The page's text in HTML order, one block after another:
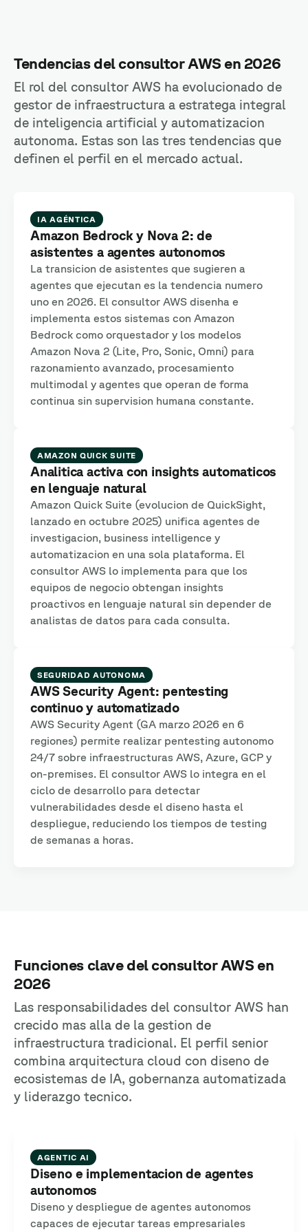
Tendencias del consultor AWS en 2026
El rol del consultor AWS ha evolucionado de
gestor de infraestructura a estratega integral
de inteligencia artificial y automatizacion
autonoma. Estas son las tres tendencias que
definen el perfil en el mercado actual.
IA AGÉNTICA
Amazon Bedrock y Nova 2: de
asistentes a agentes autonomos
La transicion de asistentes que sugieren a
agentes que ejecutan es la tendencia numero
uno en 2026. El consultor AWS disenha e
implementa estos sistemas con Amazon
Bedrock como orquestador y los modelos
Amazon Nova 2 (Lite, Pro, Sonic, Omni) para
razonamiento avanzado, procesamiento
multimodal y agentes que operan de forma
continua sin supervision humana constante.
AMAZON QUICK SUITE
Analitica activa con insights automaticos
en lenguaje natural
Amazon Quick Suite (evolucion de QuickSight,
lanzado en octubre 2025) unifica agentes de
investigacion, business intelligence y
automatizacion en una sola plataforma. El
consultor AWS lo implementa para que los
equipos de negocio obtengan insights
proactivos en lenguaje natural sin depender de
analistas de datos para cada consulta.
SEGURIDAD AUTONOMA
AWS Security Agent: pentesting
continuo y automatizado
AWS Security Agent (GA marzo 2026 en 6
regiones) permite realizar pentesting autonomo
24/7 sobre infraestructuras AWS, Azure, GCP y
on-premises. El consultor AWS lo integra en el
ciclo de desarrollo para detectar
vulnerabilidades desde el diseno hasta el
despliegue, reduciendo los tiempos de testing
de semanas a horas.
Funciones clave del consultor AWS en
2026
Las responsabilidades del consultor AWS han
crecido mas alla de la gestion de
infraestructura tradicional. El perfil senior
combina arquitectura cloud con diseno de
ecosistemas de IA, gobernanza automatizada
y liderazgo tecnico.
AGENTIC AI
Diseno e implementacion de agentes
autonomos
Diseno y despliegue de agentes autonomos
capaces de ejecutar tareas empresariales